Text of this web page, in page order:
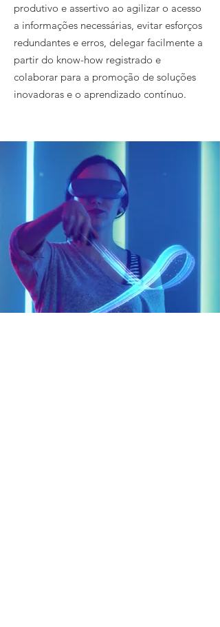
produtivo e assertivo ao agilizar o acesso
a informações necessárias, evitar esforços
redundantes e erros, delegar facilmente a
partir do know-how registrado e
colaborar para a promoção de soluções
inovadoras e o aprendizado contínuo.